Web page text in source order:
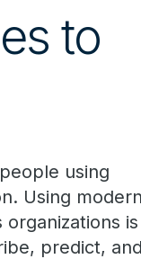
to
using
Using modern
is
predict, and